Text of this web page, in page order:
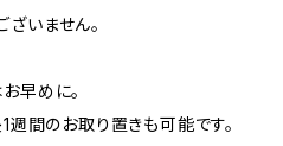
いません。
早めに。
週間のお取り置きも可能です。